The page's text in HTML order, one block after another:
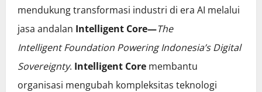
mendukung transformasi industri di era AI melalui
jasa andalan Intelligent Core—The
Intelligent Foundation Powering Indonesia’s Digital
Sovereignty. Intelligent Core membantu
organisasi mengubah kompleksitas teknologi